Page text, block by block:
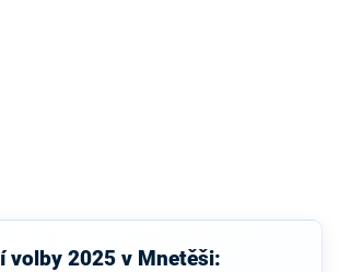
volby 2025 v Mnetěši: